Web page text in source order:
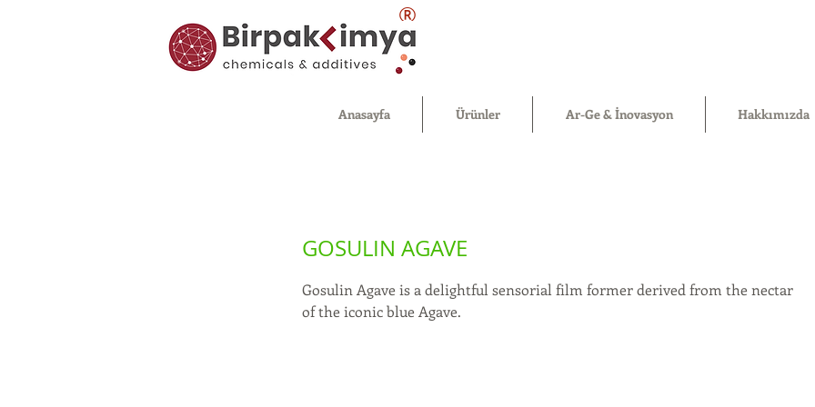
®
Anasayfa Ürünler Ar-Ge & İnovasyon Hakkımızda
GOSULIN AGAVE
Gosulin Agave is a delightful sensorial film former derived from the nectar
of the iconic blue Agave.